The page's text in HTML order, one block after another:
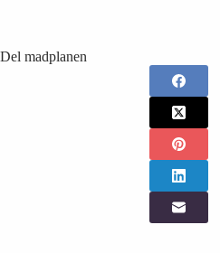
Del madplanen